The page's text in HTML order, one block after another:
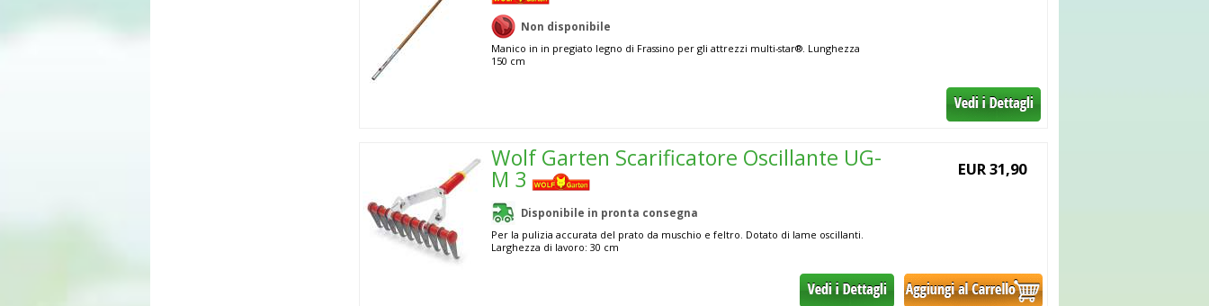
Non disponibile
Manico in in pregiato legno di Frassino per gli attrezzi multi-star®. Lunghezza
150 cm
Wolf Garten Scarificatore Oscillante UG-
M 3
Disponibile in pronta consegna
Per la pulizia accurata del prato da muschio e feltro. Dotato di lame oscillanti.
Larghezza di lavoro: 30 cm
EUR 31,90